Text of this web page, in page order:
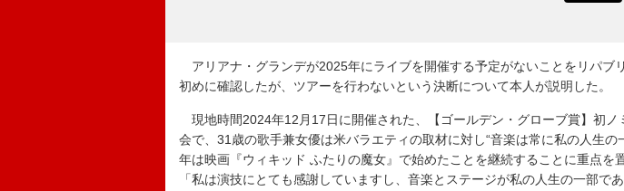
アリアナ・グランデが2025年にライブを開催する予定がないことをリパブ
初めに確認したが、ツアーを行わないという決断について本人が説明した。
現地時間2024年12月17日に開催された、【ゴールデン・グローブ賞】初ノ
会で、31歳の歌手兼女優は米バラエティの取材に対し“音楽は常に私の人生の
年は映画『ウィキッド ふたりの魔女』で始めたことを継続することに重点を
「私は演技にとても感謝していますし、音楽とステージが私の人生の一部で